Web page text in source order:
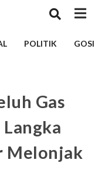
POLITIK
Gas
Melonjak